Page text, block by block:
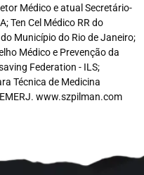
Médico e atual Secretário-
Ten Cel Médico RR do
Município do Rio de Janeiro;
Médico e Prevenção da
Federation - ILS;
Técnica de Medicina
www.szpilman.com